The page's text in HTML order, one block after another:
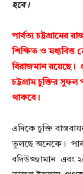
হবে।
পার্বত্য
শিক্ষিত ও মধ্যবিত্ত
বিরাজমান রয়েছে।
চট্টগ্রাম চুক্তির
থাকবে।
এদিকে চুক্তি
তুলছে অনেকে।
বদিউজ্জামান এবং